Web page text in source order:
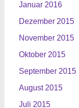
Januar 2016
Dezember 2015
November 2015
Oktober 2015
September 2015
August 2015
Juli 2015